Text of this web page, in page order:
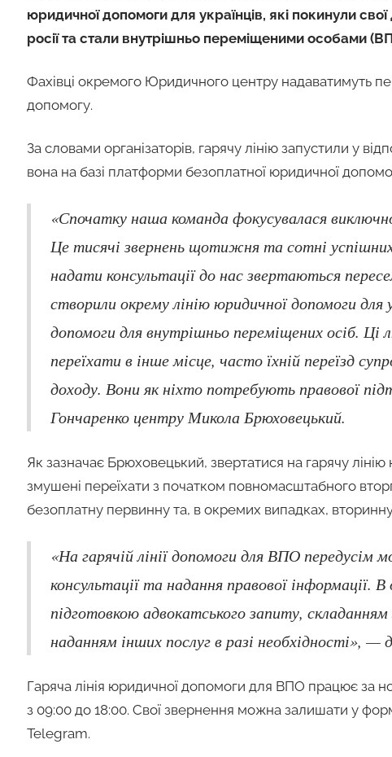
юридичної допомоги для українців, які покинули
росії та стали внутрішньо переміщеними особами
Фахівці окремого Юридичного центру надаватимуть
допомогу.
За словами організаторів, гарячу лінію запустили у
вона на базі платформи безоплатної юридичної
«Спочатку наша команда фокусувалася
Це тисячі звернень щотижня та сотні
надати консультації до нас звертаються
створили окрему лінію юридичної допомоги для
допомоги для внутрішньо переміщених осіб. Ці
переїхати в інше місце, часто їхній переїзд
доходу. Вони як ніхто потребують правової
Гончаренко центру Микола Брюховецький.
Як зазначає Брюховецький, звертатися на гарячу
змушені переїхати з початком повномасштабного
безоплатну первинну та, в окремих випадках,
«На гарячій лінії допомоги для ВПО
консультації та надання правової
підготовкою адвокатського запиту,
наданням інших послуг в разі необхідності»,
Гаряча лінія юридичної допомоги для ВПО працює за
з 09:00 до 18:00. Свої звернення можна залишати у
Telegram.